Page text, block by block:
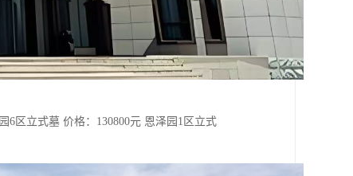
6区立式墓 价格：130800元 恩泽园1区立式